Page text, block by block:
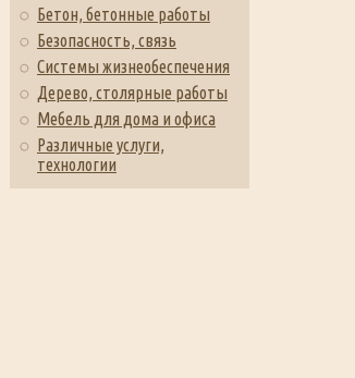
Бетон, бетонные работы
Безопасность, связь
Системы жизнеобеспечения
Дерево, столярные работы
Мебель для дома и офиса
Различные услуги,
технологии